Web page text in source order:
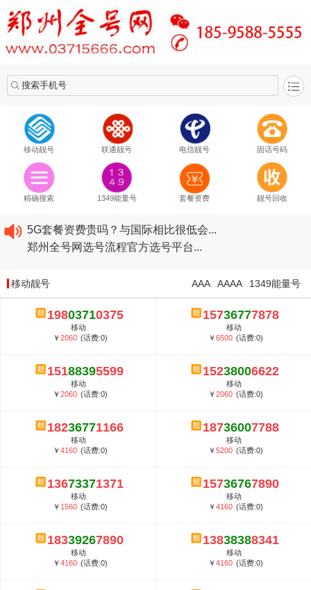
搜索手机号
移动靓号 联通靓号 电信靓号 固话号码
精确搜索 1349能量号 套餐资费 靓号回收
2020​移动最新套餐资费...
2020​联通最新套餐资费...
5G套餐资费贵吗？与国际相比很低会...
郑州全号网选号流程官方选号平台...
2020​联通最新套餐资费...
2020​电信最新套餐资费...
5G套餐资费贵吗？与国际相比很低会...
郑州全号网选号流程官方选号平台...
移动靓号 1349能量号
AAAA
AAA
19803710375
移动
￥2060 (话费:0)
15736777878
移动
￥6500 (话费:0)
15188395599
移动
￥2060 (话费:0)
15238006622
移动
￥2060 (话费:0)
18236771166
移动
￥4160 (话费:0)
18736007788
移动
￥5200 (话费:0)
13673371371
移动
￥ 1560 (话费:0)
15736767890
移动
￥4160 (话费:0)
18339267890
移动
￥4160 (话费:0)
13838388341
移动
￥4160 (话费:0)